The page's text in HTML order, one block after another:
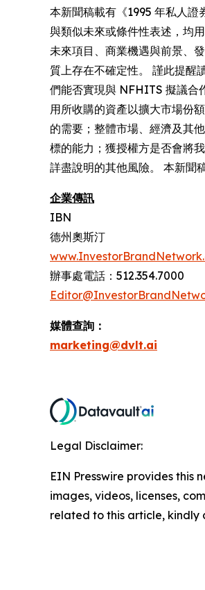
本新聞稿載有《1995 年私人
與類似未來或條件性表述，均
未來項目、商業機遇與前景、
質上存在不確定性。 謹此提醒
們能否實現與 NFHITS 擬議合
用所收購的資產以擴大市場份
的需要；整體市場、經濟及其
標的能力；獲授權方是否會將
詳盡說明的其他風險。 本新聞
企業傳訊
IBN
德州奧斯汀
辦事處電話：512.354.7000
媒體查詢：
marketing@dvlt.ai
Legal Disclaimer:
EIN Presswire provides this
images, videos, licenses,
related to this article,